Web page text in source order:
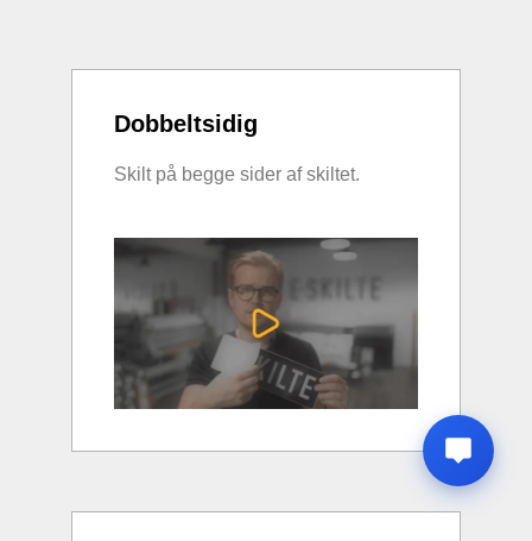
Dobbeltsidig
Skilt på begge sider af skiltet.